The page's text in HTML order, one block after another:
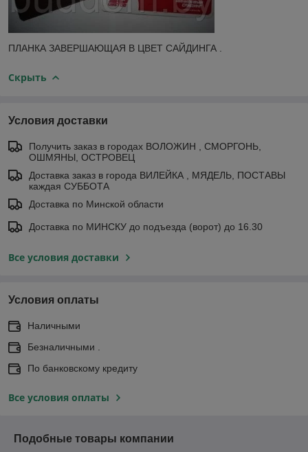
ПЛАНКА ЗАВЕРШАЮЩАЯ В ЦВЕТ САЙДИНГА .
Скрыть
Условия доставки
Получить заказ в городах ВОЛОЖИН , СМОРГОНЬ,
ОШМЯНЫ, ОСТРОВЕЦ
Доставка заказ в города ВИЛЕЙКА , МЯДЕЛЬ, ПОСТАВЫ
каждая СУББОТА
Доставка по Минской области
Доставка по МИНСКУ до подъезда (ворот) до 16.30
Все условия доставки
Условия оплаты
Наличными
Безналичными .
По банковскому кредиту
Все условия оплаты
Подобные товары компании